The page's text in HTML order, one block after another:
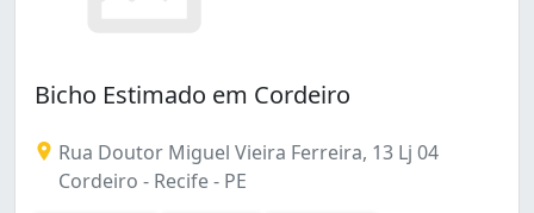
Bicho Estimado em Cordeiro
Rua Doutor Miguel Vieira Ferreira, 13 Lj 04
Cordeiro - Recife - PE